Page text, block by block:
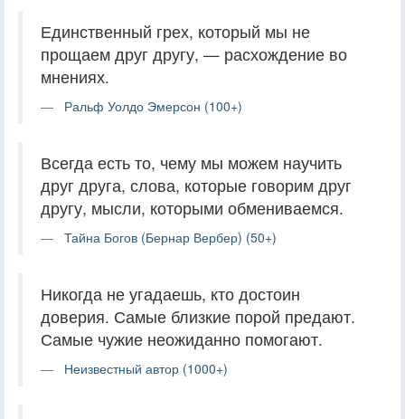
Единственный грех, который мы не
прощаем друг другу, — расхождение во
мнениях.
Ральф Уолдо Эмерсон (100+)
Всегда есть то, чему мы можем научить
друг друга, слова, которые говорим друг
другу, мысли, которыми обмениваемся.
Тайна Богов (Бернар Вербер) (50+)
Никогда не угадаешь, кто достоин
доверия. Самые близкие порой предают.
Самые чужие неожиданно помогают.
Неизвестный автор (1000+)